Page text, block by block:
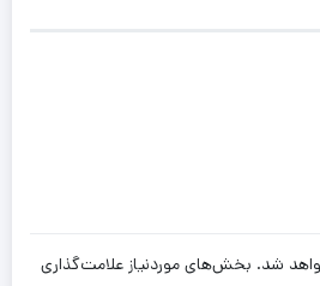
شد. بخش‌های موردنیاز علامت‌گذاری